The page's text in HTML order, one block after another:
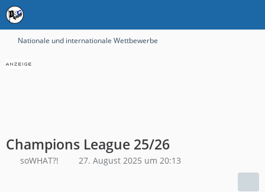
Nationale und internationale Wettbewerbe
Champions League 25/26
soWHAT?! 27. August 2025 um 20:13